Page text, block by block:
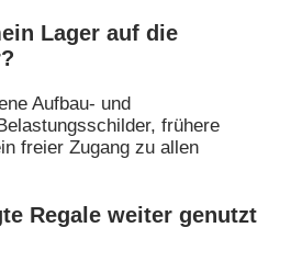
Lager auf die
Aufbau- und
frühere
freier Zugang zu allen
Regale weiter genutzt